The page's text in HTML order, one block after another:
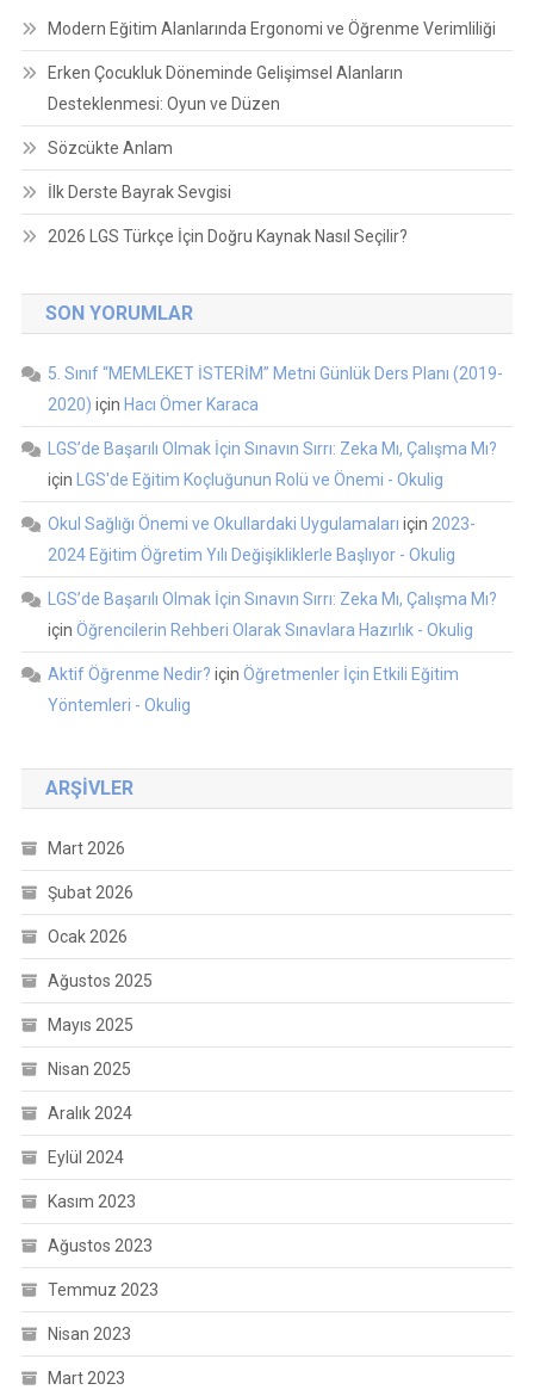
Modern Eğitim Alanlarında Ergonomi ve Öğrenme Verimliliği
Erken Çocukluk Döneminde Gelişimsel Alanların
Desteklenmesi: Oyun ve Düzen
Sözcükte Anlam
İlk Derste Bayrak Sevgisi
2026 LGS Türkçe İçin Doğru Kaynak Nasıl Seçilir?
SON YORUMLAR
5. Sınıf “MEMLEKET İSTERİM” Metni Günlük Ders Planı (2019-
2020) için Hacı Ömer Karaca
LGS’de Başarılı Olmak İçin Sınavın Sırrı: Zeka Mı, Çalışma Mı?
için LGS'de Eğitim Koçluğunun Rolü ve Önemi - Okulig
Okul Sağlığı Önemi ve Okullardaki Uygulamaları için 2023-
2024 Eğitim Öğretim Yılı Değişikliklerle Başlıyor - Okulig
LGS’de Başarılı Olmak İçin Sınavın Sırrı: Zeka Mı, Çalışma Mı?
için Öğrencilerin Rehberi Olarak Sınavlara Hazırlık - Okulig
Aktif Öğrenme Nedir? için Öğretmenler İçin Etkili Eğitim
Yöntemleri - Okulig
ARŞIVLER
Mart 2026
Şubat 2026
Ocak 2026
Ağustos 2025
Mayıs 2025
Nisan 2025
Aralık 2024
Eylül 2024
Kasım 2023
Ağustos 2023
Temmuz 2023
Nisan 2023
Mart 2023